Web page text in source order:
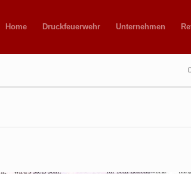
Home Druckfeuerwehr Unternehmen